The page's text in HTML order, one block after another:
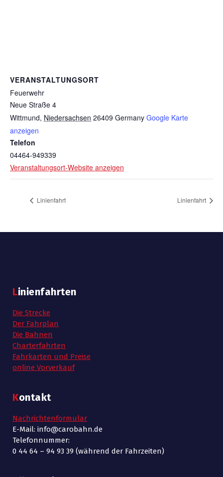
VERANSTALTUNGSORT
Feuerwehr
Neue Straße 4
Wittmund, Niedersachsen 26409 Germany Google Karte
anzeigen
Telefon
04464-949339
Veranstaltungsort-Website anzeigen
Linienfahrt Linienfahrt
Linienfahrten
Die Strecke
Der Fahrplan
Die Bahnen
Charterfahrten
Fahrkarten und Preise
online Vorverkauf
Kontakt
Nachrichtenformular
E-Mail: info@carobahn.de
Telefonnummer:
0 44 64 – 94 93 39 (während der Fahrzeiten)